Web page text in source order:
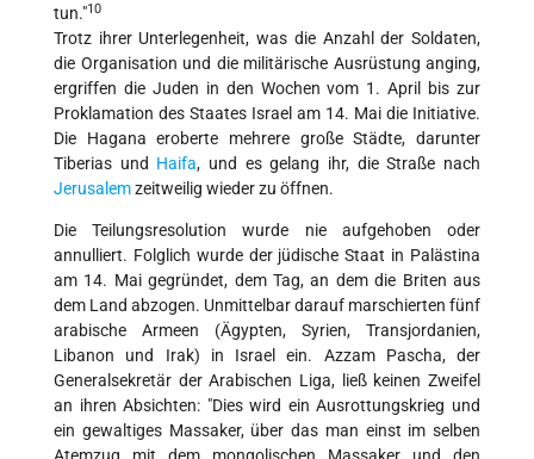
tun."10
Trotz ihrer Unterlegenheit, was die Anzahl der Soldaten,
die Organisation und die militärische Ausrüstung anging,
ergriffen die Juden in den Wochen vom 1. April bis zur
Proklamation des Staates Israel am 14. Mai die Initiative.
Die Hagana eroberte mehrere große Städte, darunter
Tiberias und Haifa, und es gelang ihr, die Straße nach
Jerusalemzeitweilig wieder zu öffnen.
Die Teilungsresolution wurde nie aufgehoben oder
annulliert. Folglich wurde der jüdische Staat in Palästina
am 14. Mai gegründet, dem Tag, an dem die Briten aus
dem Land abzogen. Unmittelbar darauf marschierten fünf
arabische Armeen (Ägypten, Syrien, Transjordanien,
Libanon und Irak) in Israel ein. Azzam Pascha, der
Generalsekretär der Arabischen Liga, ließ keinen Zweifel
an ihren Absichten: "Dies wird ein Ausrottungskrieg und
ein gewaltiges Massaker, über das man einst im selben